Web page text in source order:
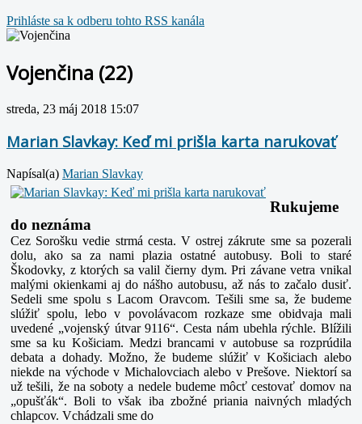
Prihláste sa k odberu tohto RSS kanála
Vojenčina (22)
streda, 23 máj 2018 15:07
Marian Slavkay: Keď mi prišla karta narukovať
Napísal(a) Marian Slavkay
Rukujeme
do neznáma
Cez Sorošku vedie strmá cesta. V ostrej zákrute sme sa pozerali
dolu, ako sa za nami plazia ostatné autobusy. Boli to staré
Škodovky, z ktorých sa valil čierny dym. Pri závane vetra vnikal
malými okienkami aj do nášho autobusu, až nás to začalo dusiť.
Sedeli sme spolu s Lacom Oravcom. Tešili sme sa, že budeme
slúžiť spolu, lebo v povolávacom rozkaze sme obidvaja mali
uvedené „vojenský útvar 9116“. Cesta nám ubehla rýchle. Blížili
sme sa ku Košiciam. Medzi brancami v autobuse sa rozprúdila
debata a dohady. Možno, že budeme slúžiť v Košiciach alebo
niekde na východe v Michalovciach alebo v Prešove. Niektorí sa
už tešili, že na soboty a nedele budeme môcť cestovať domov na
„opušťák“. Boli to však iba zbožné priania naivných mladých
chlapcov. Vchádzali sme do